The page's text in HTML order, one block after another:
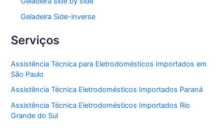
Geladeira Side-inverse
Serviços
Assistência Técnica para Eletrodomésticos Importados em
São Paulo
Assistência Técnica Eletrodomésticos Importados Paraná
Assistência Técnica Eletrodomésticos Importados Rio
Grande do Sul